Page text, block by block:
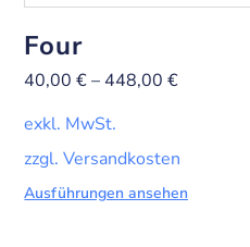
Four
40,00€– 448,00€
exkl. MwSt.
zzgl. Versandkosten
Ausführungen ansehen